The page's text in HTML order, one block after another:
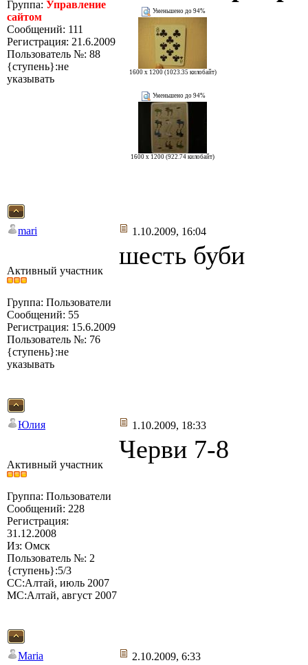
Группа: Управление
сайтом
Сообщений: 111
Регистрация: 21.6.2009
Пользователь №: 88
{ступень}:не
указывать
Уменьшено до 94%
1600 x 1200 (1023.35 килобайт)
Уменьшено до 94%
1600 x 1200 (922.74 килобайт)
mari 1.10.2009, 16:04
Активный участник
Группа: Пользователи
Сообщений: 55
Регистрация: 15.6.2009
Пользователь №: 76
{ступень}:не
указывать
шесть буби
Юлия 1.10.2009, 18:33
Активный участник
Группа: Пользователи
Сообщений: 228
Регистрация:
31.12.2008
Из: Омск
Пользователь №: 2
{ступень}:5/3
СС:Алтай, июль 2007
МС:Алтай, август 2007
Черви 7-8
Maria 2.10.2009, 6:33